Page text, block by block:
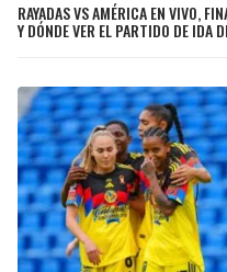
RAYADAS VS AMÉRICA EN VIVO,
Y DÓNDE VER EL PARTIDO DE IDA